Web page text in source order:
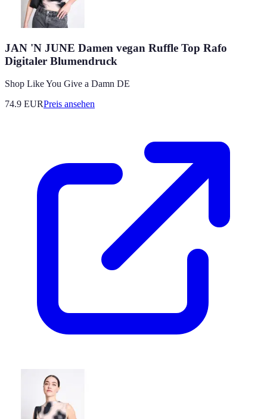
JAN 'N JUNE Damen vegan Ruffle Top Rafo
Digitaler Blumendruck
Shop Like You Give a Damn DE
74.9 EURPreis ansehen